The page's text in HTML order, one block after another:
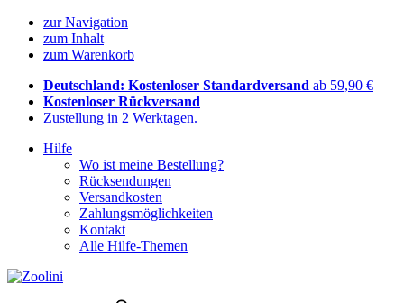
zur Navigation
zum Inhalt
zum Warenkorb
Deutschland: Kostenloser Standardversand ab 59,90 €
Kostenloser Rückversand
Zustellung in 2 Werktagen.
Hilfe
Wo ist meine Bestellung?
Rücksendungen
Versandkosten
Zahlungsmöglichkeiten
Kontakt
Alle Hilfe-Themen